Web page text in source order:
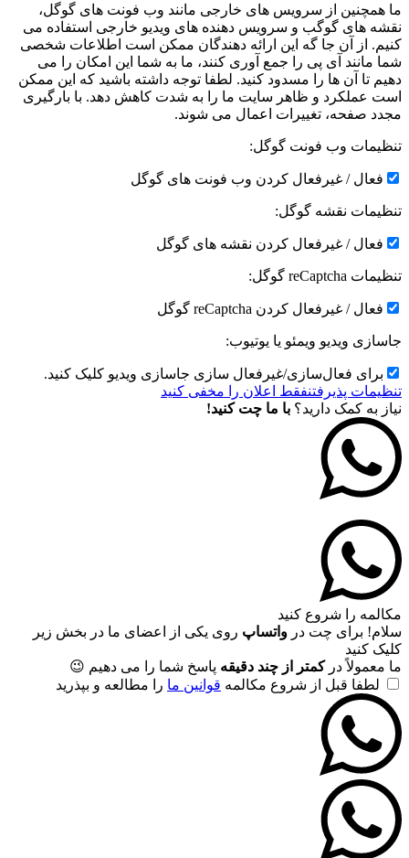
ما همچنین از سرویس های خارجی مانند وب فونت های گوگل،
نقشه های گوگب و سرویس دهنده های ویدیو خارجی استفاده می
کنیم. از آن جا گه این ارائه دهندگان ممکن است اطلاعات شخصی
شما مانند آی پی را جمع آوری کنند، ما به شما این امکان را می
دهیم تا آن ها را مسدود کنید. لطفا توجه داشته باشید که این ممکن
است عملکرد و ظاهر سایت ما را به شدت کاهش دهد. با بارگیری
مجدد صفحه، تغییرات اعمال می شوند.
تنظیمات وب فونت گوگل:
فعال / غیرفعال کردن وب فونت های گوگل
تنظیمات نقشه گوگل:
فعال / غیرفعال کردن نقشه های گوگل
تنظیمات reCaptcha گوگل:
فعال / غیرفعال کردن reCaptcha گوگل
جاسازی ویدیو ویمئو یا یوتیوب:
برای فعال‌سازی/غیرفعال سازی جاسازی ویدیو کلیک کنید.
تنظیمات پذیرفتنفقط اعلان را مخفی کنید
نیاز به کمک دارید؟ با ما چت کنید!
مکالمه را شروع کنید
سلام! برای چت در واتساپ روی یکی از اعضای ما در بخش زیر
کلیک کنید
ما معمولاً درکمتر از چند دقیقه پاسخ شما را می دهیم 😉
لطفا قبل از شروع مکالمه قوانین ما را مطالعه و بپذرید